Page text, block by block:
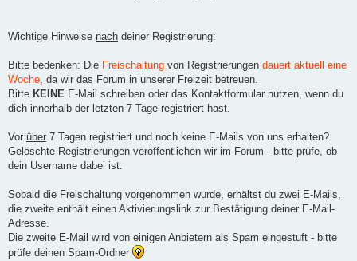
Wichtige Hinweise nach deiner Registrierung:
Bitte bedenken: Die Freischaltung von Registrierungen dauert aktuell eine
Woche, da wir das Forum in unserer Freizeit betreuen.
Bitte KEINE E-Mail schreiben oder das Kontaktformular nutzen, wenn du
dich innerhalb der letzten 7 Tage registriert hast.
Vor über 7 Tagen registriert und noch keine E-Mails von uns erhalten?
Gelöschte Registrierungen veröffentlichen wir im Forum - bitte prüfe, ob
dein Username dabei ist.
Sobald die Freischaltung vorgenommen wurde, erhältst du zwei E-Mails,
die zweite enthält einen Aktivierungslink zur Bestätigung deiner E-Mail-
Adresse.
Die zweite E-Mail wird von einigen Anbietern als Spam eingestuft - bitte
prüfe deinen Spam-Ordner